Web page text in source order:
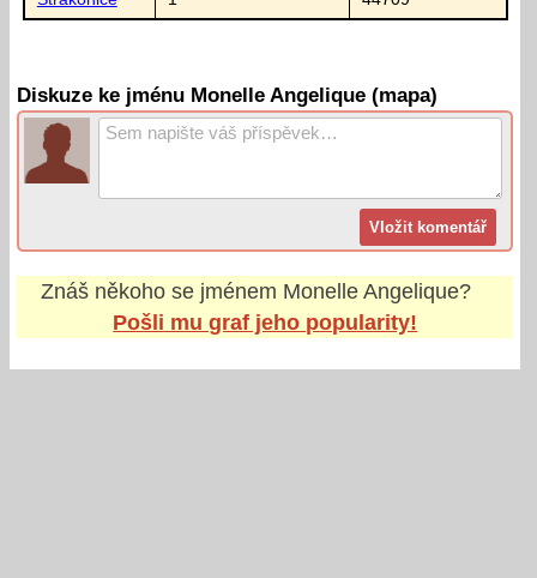
Diskuze ke jménu Monelle Angelique (mapa)
Znáš někoho se jménem Monelle Angelique?
Pošli mu graf jeho popularity!